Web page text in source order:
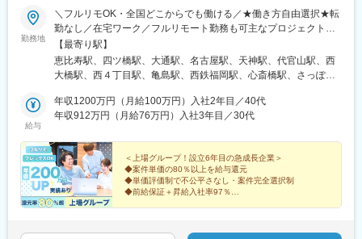
戸駅、芦屋駅(阪神線)、西川緑道公園駅、猿猴橋町駅、高知橋駅、
大手町駅(愛媛県)、天神南駅、桜島桟橋通駅、二本木口駅、五島町
駅、中佐世保駅、末広町駅(東京都)、下落合駅、武蔵溝ノ口駅、な
んば駅(南海線)、長堀橋駅、天王寺駅前駅、栄駅(愛知県)、呉服町
駅(福岡県)、四宮駅、京成八幡駅
駅、鷹野橋駅、祇園駅(福岡県)、西鉄福岡駅、横浜駅、蒔田駅、千
種駅、矢賀駅、八丁堀駅(広島県)、宮の陣駅、北浜駅(大阪府)、谷
町四丁目駅、四ツ橋駅、西梅田駅、吹田駅(東海道本線)、西中島南
方駅、だいどう豊里駅、久寿川駅、向原駅(東京都)、西新宿五丁目
駅、馬喰町駅、虎ノ門ヒルズ駅、都庁前駅、乃木坂駅、新馬場
駅、馬車道駅、新豊洲駅、鹿島田駅、東大前駅、新橋駅、三田駅
(東京都)、浜松町駅、日比谷駅、北長野駅、鹿児島中央駅、名鉄名
古屋駅、梅田駅(地下鉄)、呉服町駅(福岡県)、第一通り駅、壺川
駅、新千葉駅、七ツ屋駅、西辛島町駅、五条駅(京都市営)、三宮駅
中電前駅、本通駅、本町駅、西大橋駅、大阪梅田駅(阪神線)、東池
袋四丁目駅、馬喰横山駅、六本木一丁目駅、品川駅、平間駅、本
駒込駅、築地市場駅、大門駅(東京都)、銀座一丁目駅、二重橋前
駅、熊本城・市役所前駅、都通駅
勤務地
＼フルリモOK・全国どこからでも働ける／★働き方自由選択★転
勤なし／在宅ワーク／フルリモート勤務も可主なプロジェクト先
関東・関西・北海道・愛知・福岡のプロジェクト先◎U/Iターン歓
迎！ ※ご自身のご希望や居住地を考慮し、決定します。 ※転居
を伴う転勤はありません。◎自動車通勤可能な案件もあり本社／
駅」徒歩1分└東京メトロ日比谷線「恵比寿駅」徒歩3分大阪支社
／大阪府大阪市西区新町1丁目6-23 四ツ橋大川ビル9階└大阪メト
駅」 徒歩5分札幌支社／北海道札幌市中央区北一条西3-3 ばらと北
一条ビル9階└地下鉄「大通」駅徒歩3分└地下鉄「さっぽろ」駅徒
歩5分└JR「札幌」駅徒歩7分名古屋支社／愛知県名古屋市西区名
駅2-34-17 セントラル名古屋11階└「名古屋駅」徒歩8分博多支社
／福岡県福岡市中央区天神1-9-17 福岡天神フコク生命ビル15階
【最寄り駅】
恵比寿駅、四ツ橋駅、大通駅、名古屋駅、天神駅、代官山駅、西
大橋駅、西４丁目駅、亀島駅、西鉄福岡駅、心斎橋駅、さっぽろ
給与
年収1200万円（月給100万円）入社2年目／40代
年収912万円（月給76万円）入社3年目／30代
＜上場グループ！設立6年目の急成長企業＞
◆案件単価の80％以上を給与還元
◆単価評価制で不公平さなし・案件完全選択制
◆前給保証＋昇給入社率97％